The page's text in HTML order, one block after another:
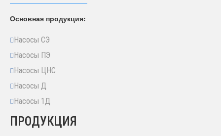
Основная продукция:
Насосы СЭ
Насосы ПЭ
Насосы ЦНС
Насосы Д
Насосы 1Д
ПРОДУКЦИЯ